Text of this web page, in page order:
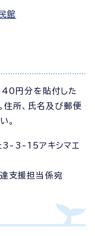
館
円分を貼付した
住所、氏名及び郵便
。
3-3-15アキシマエ
支援担当係宛